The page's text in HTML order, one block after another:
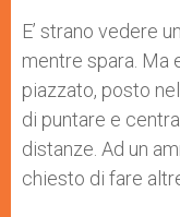
E’ strano vedere
mentre spara. Ma
piazzato, posto
di puntare e
distanze. Ad un
chiesto di fare